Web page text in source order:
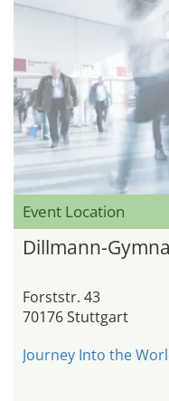
Event Location
Dillmann-
Forststr. 43
70176 Stuttgart
Journey Into the